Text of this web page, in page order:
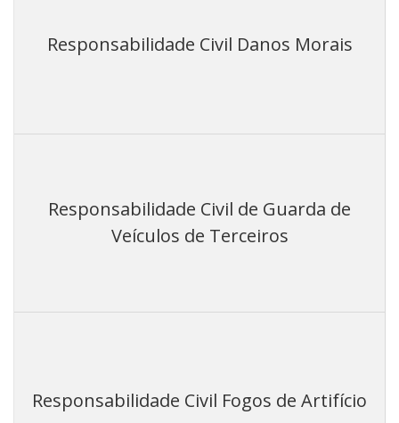
Responsabilidade Civil Danos Morais
Responsabilidade Civil de Guarda de
Veículos de Terceiros
Responsabilidade Civil Fogos de Artifício